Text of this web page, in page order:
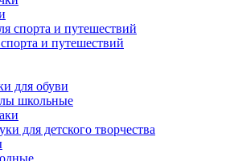
и путешествий
для обуви
школьные
для детского творчества